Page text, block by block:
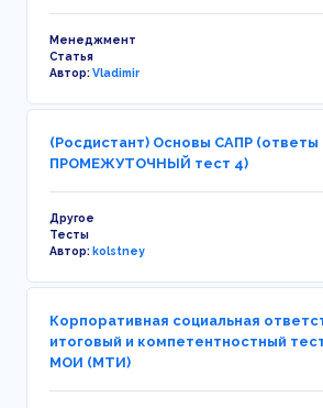
Менеджмент
Статья
Автор:Vladimir
(Росдистант) Основы САПР (ответы
ПРОМЕЖУТОЧНЫЙ тест 4)
Другое
Тесты
Автор:kolstney
Корпоративная социальная
итоговый и компетентностный
МОИ (МТИ)